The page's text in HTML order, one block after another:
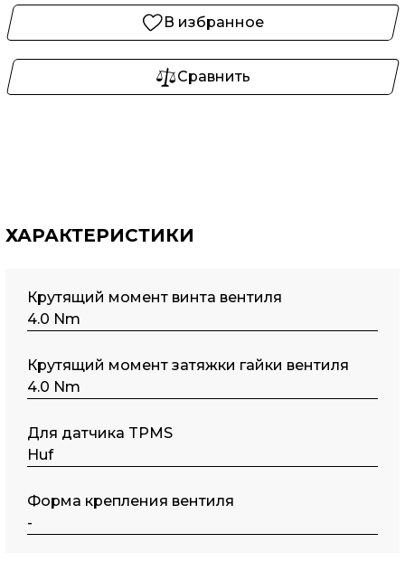
В избранное
Сравнить
ХАРАКТЕРИСТИКИ
Крутящий момент винта вентиля
4.0 Nm
Крутящий момент затяжки гайки вентиля
4.0 Nm
Для датчика TPMS
Huf
Форма крепления вентиля
-